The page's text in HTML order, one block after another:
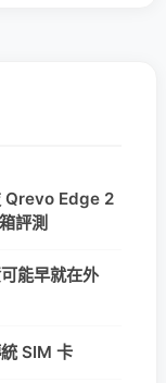
Qrevo Edge 2
評測
能早就在外
SIM 卡